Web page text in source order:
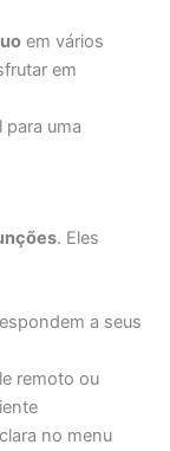
em vários
em
para uma
. Eles
a seus
remoto ou
no menu